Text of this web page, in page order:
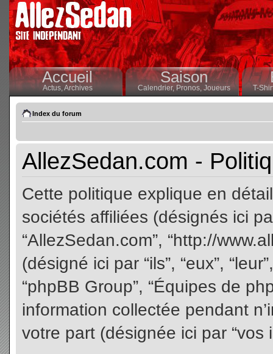
Accueil
Actus,Archives
Saison
Calendrier,Pronos, Joueurs T-
Index du forum
AllezSedan.com -
Cette politique explique en
sociétés affiliées (désignés ici
“AllezSedan.com”, “http://
(désigné ici par “ils”, “eux”,
“phpBB Group”, “Équipes de
information collectée pendant
votre part (désignée ici par “vos